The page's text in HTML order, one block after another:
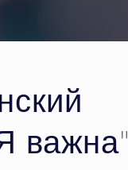
важна"